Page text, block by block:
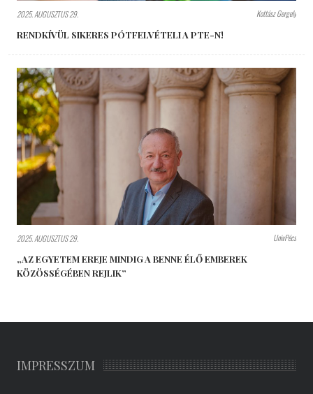
2025. AUGUSZTUS 29. Kottász Gergely
RENDKÍVÜL SIKERES PÓTFELVÉTELI A PTE-N!
2025. AUGUSZTUS 29. UnivPécs
„AZ EGYETEM EREJE MINDIG A BENNE ÉLŐ EMBEREK
KÖZÖSSÉGÉBEN REJLIK”
IMPRESSZUM